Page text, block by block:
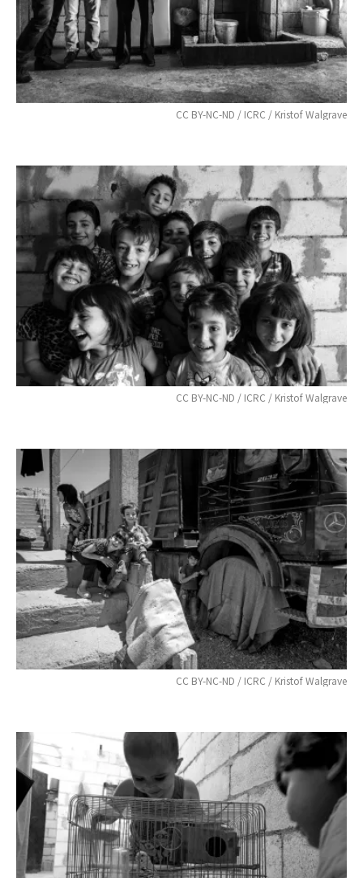
CC BY-NC-ND / ICRC / Kristof Walgrave
CC BY-NC-ND / ICRC / Kristof Walgrave
CC BY-NC-ND / ICRC / Kristof Walgrave